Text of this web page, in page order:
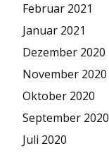
Februar 2021
Januar 2021
Dezember 2020
November 2020
Oktober 2020
September 2020
Juli 2020